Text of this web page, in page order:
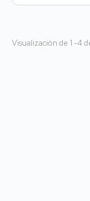
Visualización de 1 -4